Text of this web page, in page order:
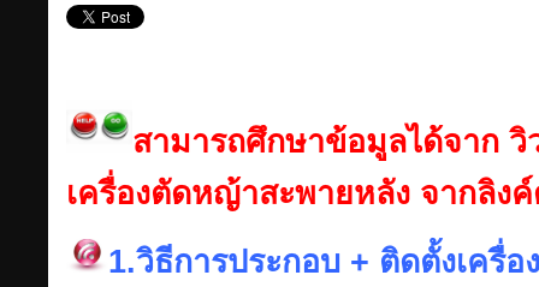
สามารถศึกษาข้อมูลได้จาก วิ
เครื่องตัดหญ้าสะพายหลัง จากลิง
1.วิธีการประกอบ + ติดตั้งเครื่